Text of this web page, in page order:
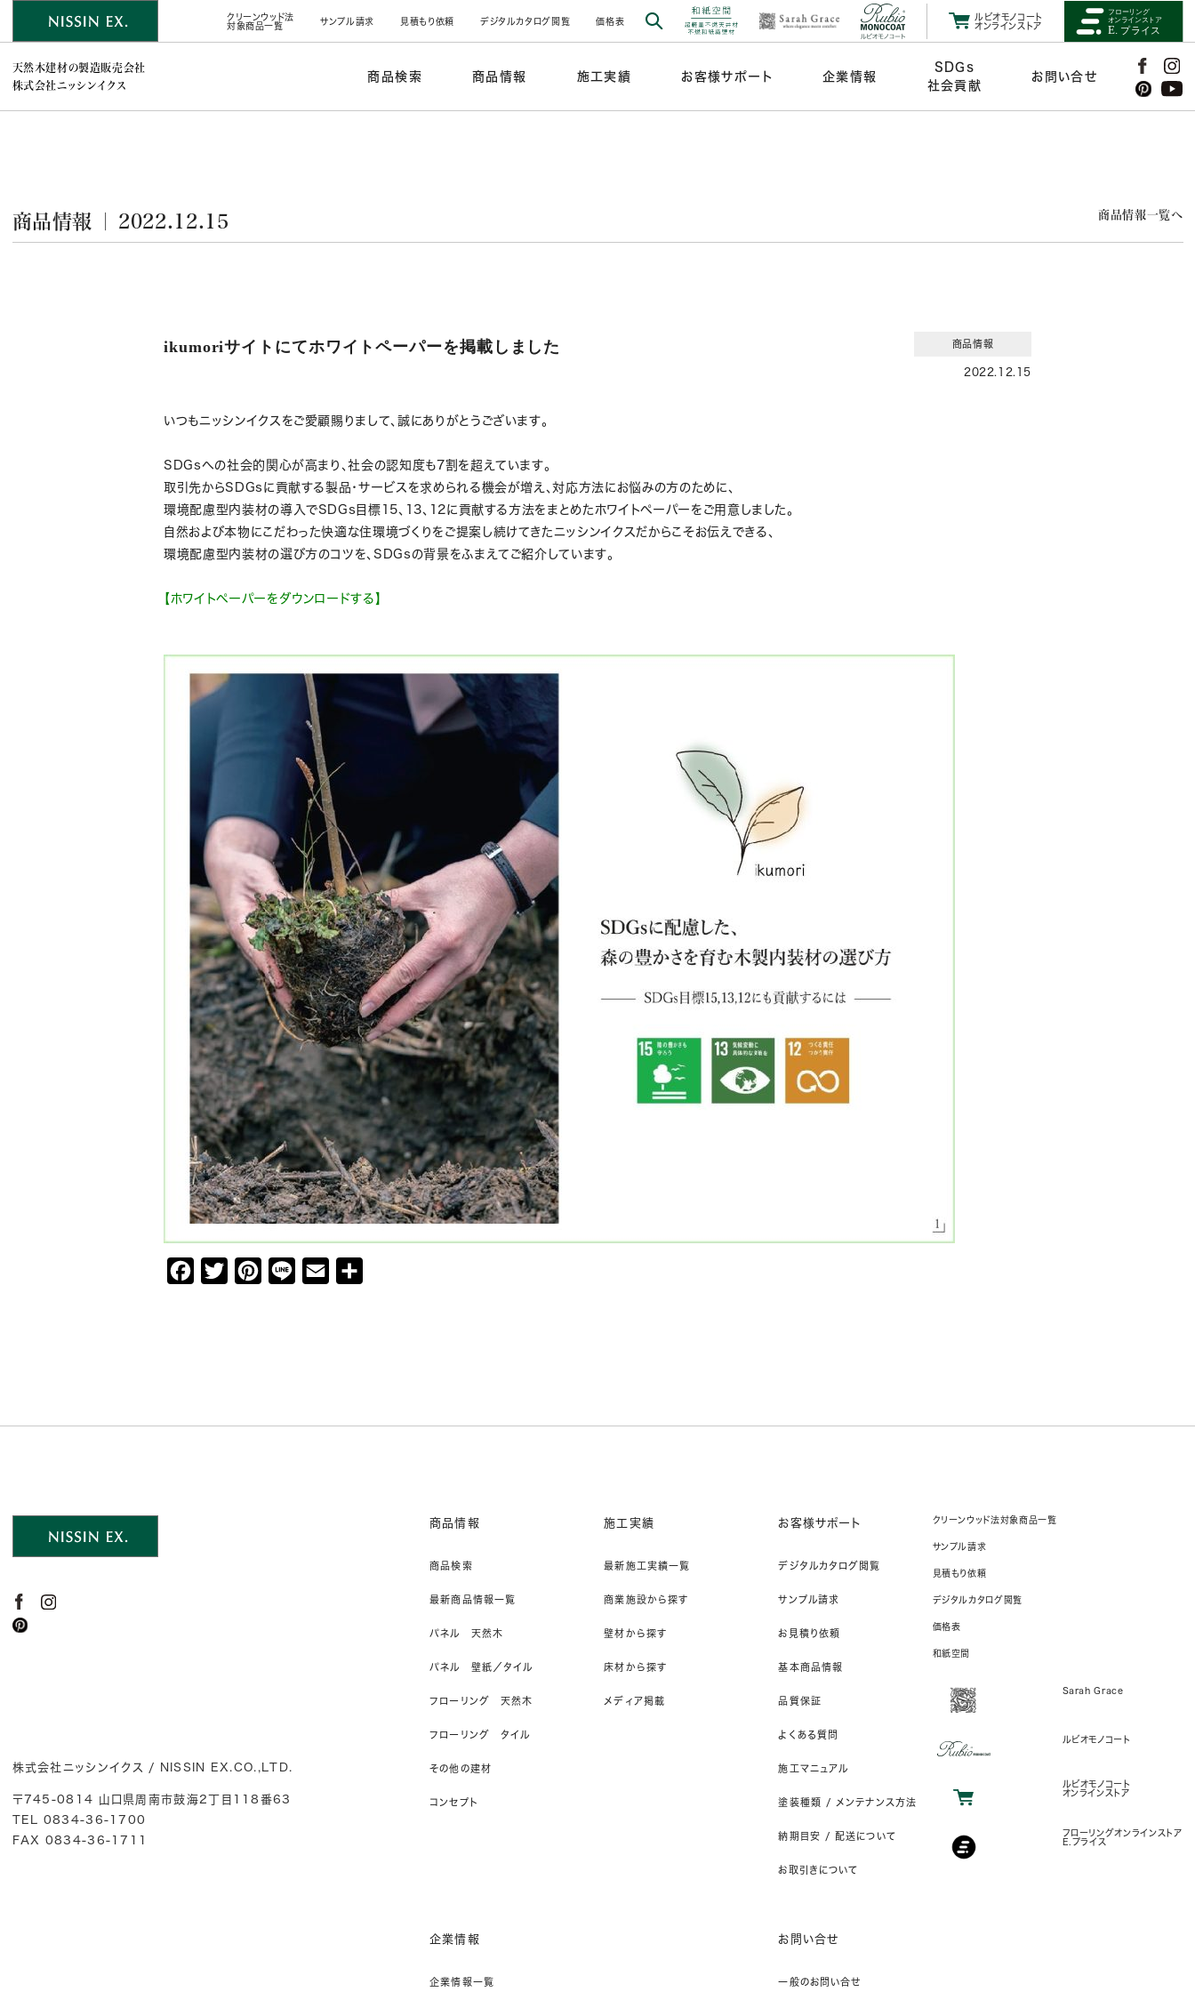
クリーンウッド法
対象商品一覧
サンプル請求 見積もり依頼 デジタルカタログ閲覧 価格表
ルビオモノコート
オンラインストア
天然木建材の製造販売会社
株式会社ニッシンイクス
商品検索 商品情報 施工実績 お客様サポート 企業情報
SDGs
社会貢献
お問い合せ
商品情報 ｜ 2022.12.15 商品情報一覧へ
ikumoriサイトにてホワイトペーパーを掲載しました 商品情報
2022.12.15
いつもニッシンイクスをご愛顧賜りまして、誠にありがとうございます。
SDGsへの社会的関心が高まり、社会の認知度も7割を超えています。
取引先からSDGsに貢献する製品・サービスを求められる機会が増え、対応方法にお悩みの方のために、
環境配慮型内装材の導入でSDGs目標15、13、12に貢献する方法をまとめたホワイトペーパーをご用意しました。
自然および本物にこだわった快適な住環境づくりをご提案し続けてきたニッシンイクスだからこそお伝えできる、
環境配慮型内装材の選び方のコツを、SDGsの背景をふまえてご紹介しています。
【ホワイトペーパーをダウンロードする】
o
T
r
P
e
株式会社ニッシンイクス / NISSIN EX.CO.,LTD.
〒745-0814 山口県周南市鼓海2丁目118番63
TEL 0834-36-1700
FAX 0834-36-1711
商品情報
商品検索
最新商品情報一覧
パネル 天然木
パネル 壁紙／タイル
フローリング 天然木
フローリング タイル
その他の建材
コンセプト
施工実績
最新施工実績一覧
商業施設から探す
壁材から探す
床材から探す
メディア掲載
お客様サポート
デジタルカタログ閲覧
サンプル請求
お見積り依頼
基本商品情報
品質保証
よくある質問
施工マニュアル
塗装種類 / メンテナンス方法
納期目安 / 配送について
お取引きについて
企業情報
企業情報一覧
お問い合せ
一般のお問い合せ
クリーンウッド法対象商品一覧
サンプル請求
見積もり依頼
デジタルカタログ閲覧
価格表
和紙空間
Sarah Grace
ルビオモノコート
ルビオモノコート
オンラインストア
フローリングオンラインストア
E.プライス